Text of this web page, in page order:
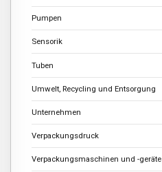
Pumpen
Sensorik
Tuben
Umwelt, Recycling und Entsorgung
Unternehmen
Verpackungsdruck
Verpackungsmaschinen und -geräte